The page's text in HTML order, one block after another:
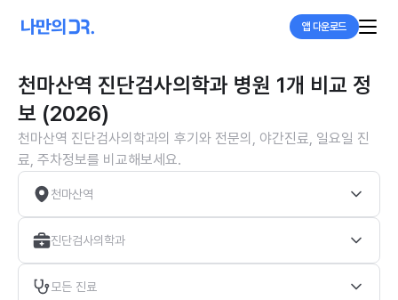
앱 다운로드
천마산역 진단검사의학과 병원 1개 비교 정
보 (2026)
천마산역 진단검사의학과의 후기와 전문의, 야간진료, 일요일 진
료, 주차정보를 비교해보세요.
천마산역
진단검사의학과
모든 진료